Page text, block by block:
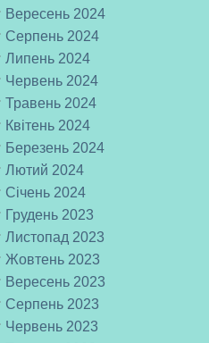
Вересень 2024
Серпень 2024
Липень 2024
Червень 2024
Травень 2024
Квітень 2024
Березень 2024
Лютий 2024
Січень 2024
Грудень 2023
Листопад 2023
Жовтень 2023
Вересень 2023
Серпень 2023
Червень 2023